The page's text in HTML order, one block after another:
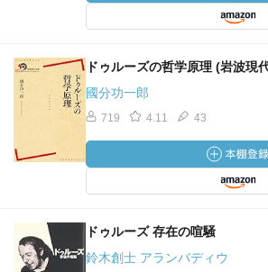
ドゥルーズの哲学原理 (岩波現
國分功一郎
719 4.11 43
ドゥルーズ 存在の喧騒
鈴木創士 アランバディウ